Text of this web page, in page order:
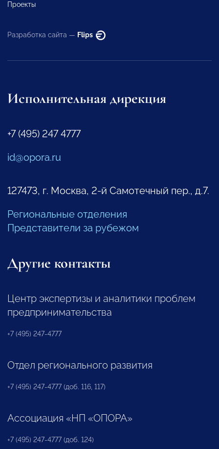
Проекты
Разработка сайта — Flips
Исполнительная дирекция
+7 (495) 247 4777
id@opora.ru
127473, г. Москва, 2-й Самотечный пер., д.7.
Региональные отделения
Представители за рубежом
Другие контакты
Центр экспертизы и аналитики проблем
предпринимательства
+7 (495) 247-4777
Отдел регионального развития
+7 (495) 247-4777 (доб. 116, 117)
Ассоциация «НП «ОПОРА»
+7 (495) 247-4777 (доб. 124)